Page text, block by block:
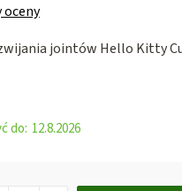
oceny
jointów Hello Kitty
12.8.2026